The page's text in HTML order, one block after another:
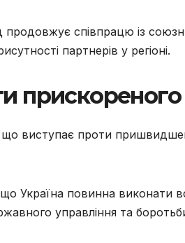
продовжує співпрацю із
партнерів у регіоні.
прискореного
що виступає проти
Україна повинна виконати
управління та